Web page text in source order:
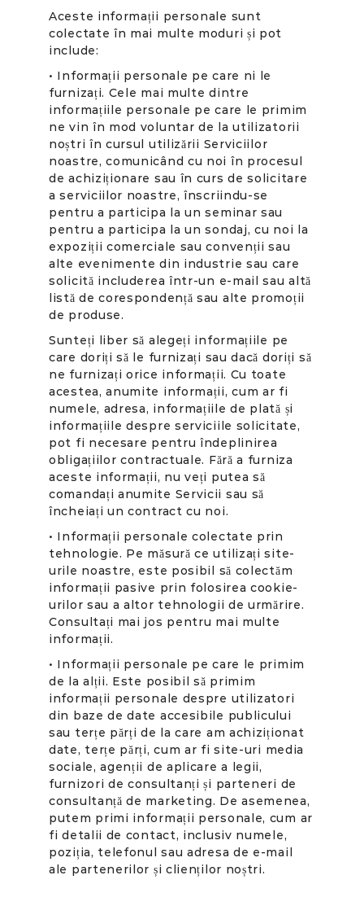
Aceste informații personale sunt
colectate în mai multe moduri și pot
include:
• Informații personale pe care ni le
furnizați. Cele mai multe dintre
informațiile personale pe care le primim
ne vin în mod voluntar de la utilizatorii
noștri în cursul utilizării Serviciilor
noastre, comunicând cu noi în procesul
de achiziționare sau în curs de solicitare
a serviciilor noastre, înscriindu-se
pentru a participa la un seminar sau
pentru a participa la un sondaj, cu noi la
expoziții comerciale sau convenții sau
alte evenimente din industrie sau care
solicită includerea într-un e-mail sau altă
listă de corespondență sau alte promoții
de produse.
Sunteți liber să alegeți informațiile pe
care doriți să le furnizați sau dacă doriți să
ne furnizați orice informații. Cu toate
acestea, anumite informații, cum ar fi
numele, adresa, informațiile de plată și
informațiile despre serviciile solicitate,
pot fi necesare pentru îndeplinirea
obligațiilor contractuale. Fără a furniza
aceste informații, nu veți putea să
comandați anumite Servicii sau să
încheiați un contract cu noi.
• Informații personale colectate prin
tehnologie. Pe măsură ce utilizați site-
urile noastre, este posibil să colectăm
informații pasive prin folosirea cookie-
urilor sau a altor tehnologii de urmărire.
Consultați mai jos pentru mai multe
informații.
• Informații personale pe care le primim
de la alții. Este posibil să primim
informații personale despre utilizatori
din baze de date accesibile publicului
sau terțe părți de la care am achiziționat
date, terțe părți, cum ar fi site-uri media
sociale, agenții de aplicare a legii,
furnizori de consultanți și parteneri de
consultanță de marketing. De asemenea,
putem primi informații personale, cum ar
fi detalii de contact, inclusiv numele,
poziția, telefonul sau adresa de e-mail
ale partenerilor și clienților noștri.